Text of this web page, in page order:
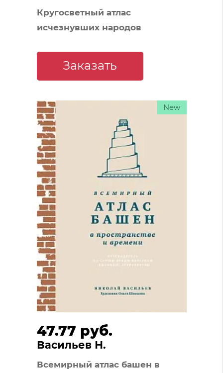
Кругосветный атлас
исчезнувших народов
Заказать
47.77 руб.
Васильев Н.
Всемирный атлас башен в
New